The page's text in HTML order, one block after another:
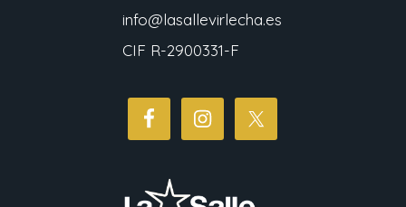
info@lasallevirlecha.es
CIF R-2900331-F